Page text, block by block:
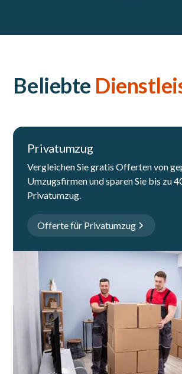
Beliebte
Privatumzug
Vergleichen Sie gratis Offerten von
Umzugsfirmen und sparen Sie bis zu
Privatumzug.
Offerte für Privatumzug